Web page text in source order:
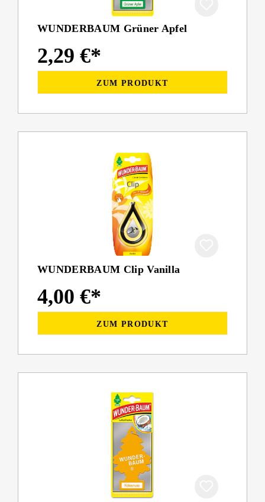
WUNDERBAUM Grüner Apfel
2,29 €*
ZUM PRODUKT
WUNDERBAUM Clip Vanilla
4,00 €*
ZUM PRODUKT